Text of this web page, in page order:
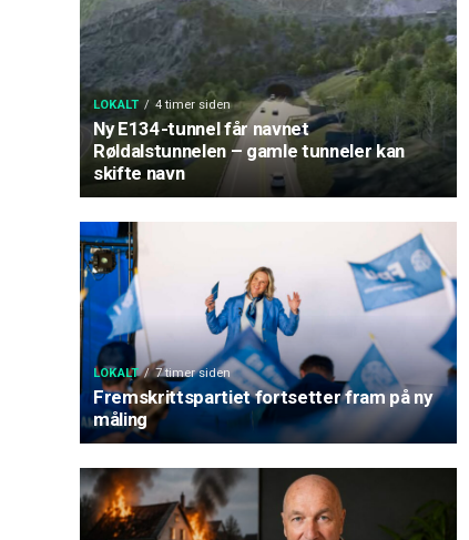
LOKALT 4 timer siden
Ny E134-tunnel får navnet
Røldalstunnelen – gamle tunneler kan
skifte navn
LOKALT 7 timer siden
Fremskrittspartiet fortsetter fram på ny
måling